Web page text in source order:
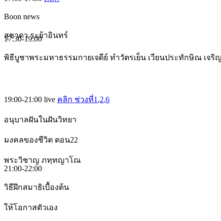
Boon news
สุชาดา ระย้าอินทร์
17:30-19:00
พิธีบูชาพระมหาธรรมกายเจดีย์ ทำวัตรเย็น เวียนประทักษิณ เจริ
19:00-21:00 live คลิก ช่วงที่1 ,2,6
อนุบาลฝันในฝันวิทยา
มงคลของชีวิต ตอน22
พระวิชาญ ภทฺทญาโณ
21:00-22:00
วิธีฝึกสมาธิเบื้องต้น
ให้โอกาสตัวเอง